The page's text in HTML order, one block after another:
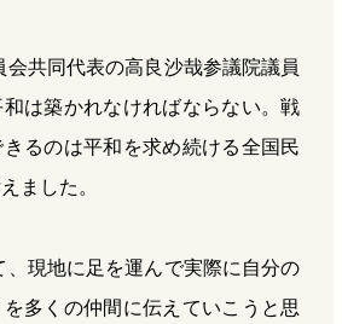
会共同代表の高良沙哉参議院議員
は築かれなければならない。戦
るのは平和を求め続ける全国民
ました。
、現地に足を運んで実際に自分の
多くの仲間に伝えていこうと思